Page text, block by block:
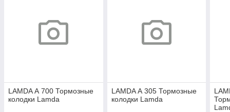
LAMDA А 700 Тормозные
колодки Lamda
LAMDA А 305 Тормозные
колодки Lamda